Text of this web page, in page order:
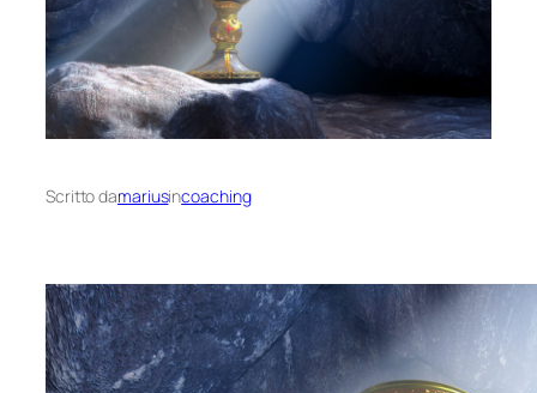
Scritto damariusincoaching